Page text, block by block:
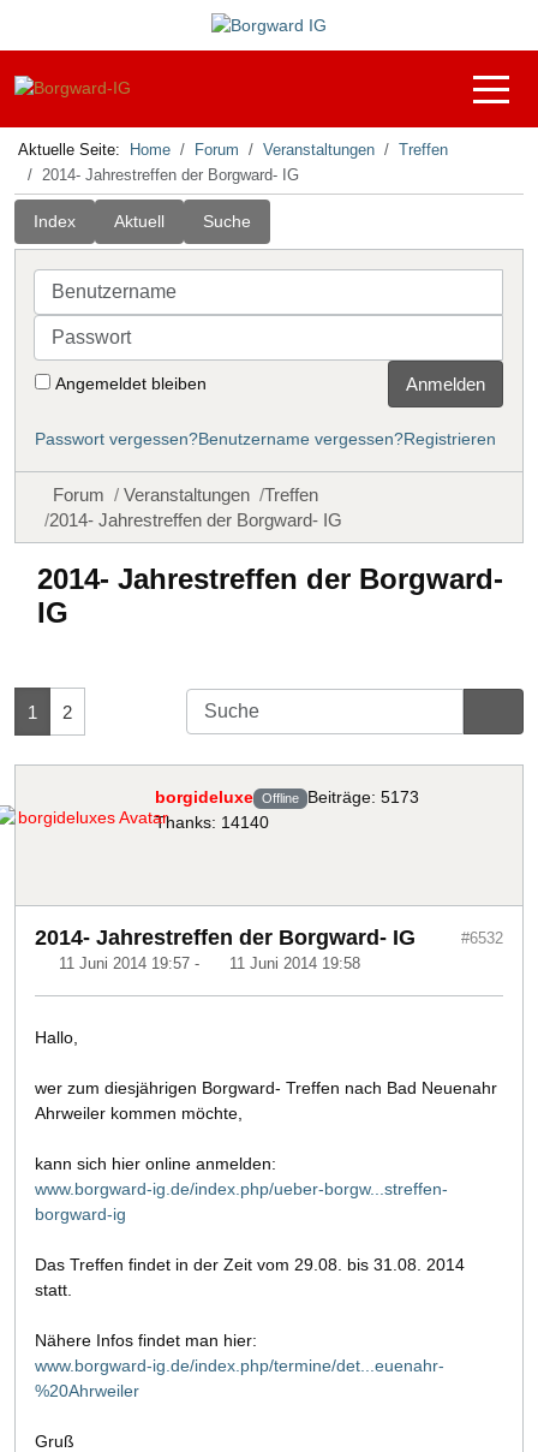
Off-
Aktuelle Seite: Home Forum Veranstaltungen
Treffen
2014- Jahrestreffen der Borgward- IG
Index Aktuell Suche
Benutzername
Passwort
Angemeldet bleiben Anmelden
Passwort vergessen?Benutzername vergessen?Registrieren
Forum Veranstaltungen
Treffen
2014- Jahrestreffen der Borgward- IG
2014- Jahrestreffen der Borgward-
IG
1 2
borgideluxe Offline Beiträge: 5173
Thanks: 14140
2014- Jahrestreffen der Borgward- IG
11 Juni 2014 19:57 - 11 Juni 2014 19:58
#6532
Hallo,
wer zum diesjährigen Borgward- Treffen nach Bad Neuenahr
Ahrweiler kommen möchte,
kann sich hier online anmelden:
www.borgward-ig.de/index.php/ueber-borgw...streffen-
borgward-ig
Das Treffen findet in der Zeit vom 29.08. bis 31.08. 2014
statt.
Nähere Infos findet man hier:
www.borgward-ig.de/index.php/termine/det...euenahr-
%20Ahrweiler
Gruß